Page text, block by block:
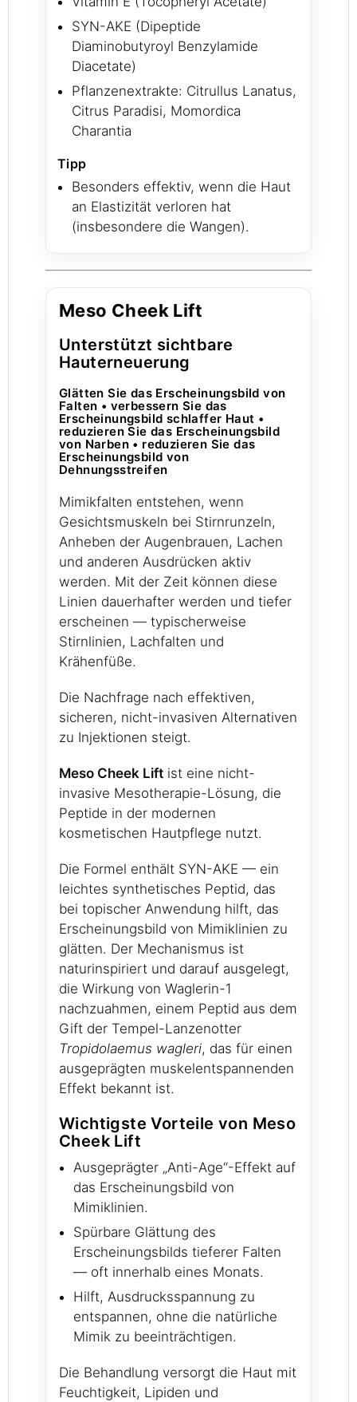
SYN-AKE (Dipeptide
Diaminobutyroyl Benzylamide
Diacetate)
Pflanzenextrakte: Citrullus Lanatus,
Citrus Paradisi, Momordica
Charantia
Tipp
Besonders effektiv, wenn die Haut
an Elastizität verloren hat
(insbesondere die Wangen).
Meso Cheek Lift
Unterstützt sichtbare
Hauterneuerung
Glätten Sie das Erscheinungsbild von
Falten • verbessern Sie das
Erscheinungsbild schlaffer Haut •
reduzieren Sie das Erscheinungsbild
von Narben • reduzieren Sie das
Erscheinungsbild von
Dehnungsstreifen
Mimikfalten entstehen, wenn
Gesichtsmuskeln bei Stirnrunzeln,
Anheben der Augenbrauen, Lachen
und anderen Ausdrücken aktiv
werden. Mit der Zeit können diese
Linien dauerhafter werden und tiefer
erscheinen — typischerweise
Stirnlinien, Lachfalten und
Krähenfüße.
Die Nachfrage nach effektiven,
sicheren, nicht-invasiven Alternativen
zu Injektionen steigt.
Meso Cheek Lift ist eine nicht-
invasive Mesotherapie-Lösung, die
Peptide in der modernen
kosmetischen Hautpflege nutzt.
Die Formel enthält SYN-AKE — ein
leichtes synthetisches Peptid, das
bei topischer Anwendung hilft, das
Erscheinungsbild von Mimiklinien zu
glätten. Der Mechanismus ist
naturinspiriert und darauf ausgelegt,
die Wirkung von Waglerin-1
nachzuahmen, einem Peptid aus dem
Gift der Tempel-Lanzenotter
Tropidolaemus wagleri, das für einen
ausgeprägten muskelentspannenden
Effekt bekannt ist.
Wichtigste Vorteile von Meso
Cheek Lift
Ausgeprägter „Anti-Age“-Effekt auf
das Erscheinungsbild von
Mimiklinien.
Spürbare Glättung des
Erscheinungsbilds tieferer Falten
— oft innerhalb eines Monats.
Hilft, Ausdrucksspannung zu
entspannen, ohne die natürliche
Mimik zu beeinträchtigen.
Die Behandlung versorgt die Haut mit
Feuchtigkeit, Lipiden und